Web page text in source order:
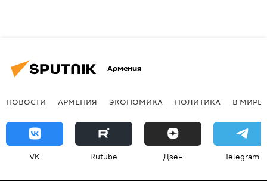
Армения
НОВОСТИ АРМЕНИЯ ЭКОНОМИКА ПОЛИТИКА В МИРЕ
VK Rutube Дзен Telegram